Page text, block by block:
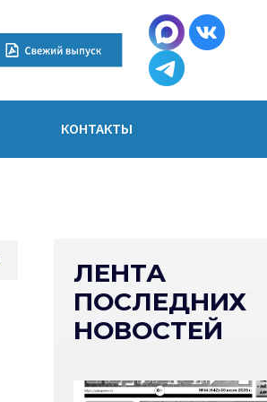
КОНТАКТЫ
ЛЕНТА
ПОСЛЕДНИХ
НОВОСТЕЙ